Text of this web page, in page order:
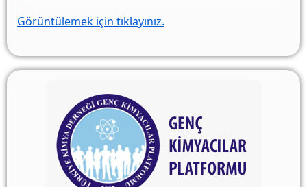
Görüntülemek için tıklayınız.